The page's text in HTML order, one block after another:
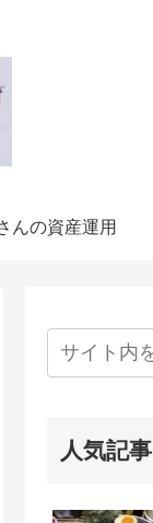
んの資産運用
人気記事